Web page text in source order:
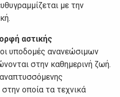
με την
αστικής
υποδομές ανανεώσιμων
στην καθημερινή ζωή.
οποία τα τεχνικά